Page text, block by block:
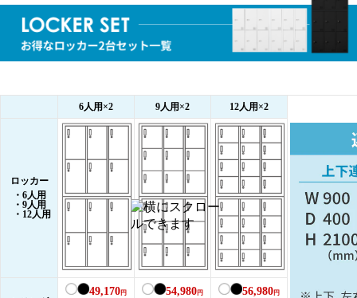
6人用×2 9人用×2 12人用×2
ロッカー
・6人用
・9人用
・12人用
49,170円 54,980円 56,980円